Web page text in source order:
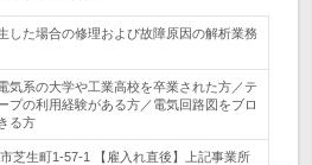
した場合の修理および故障原因の解析業務
気系の大学や工業高校を卒業された方／テ
プの利用経験がある方／電気回路図をブロ
る方
市芝生町1-57-1 【雇入れ直後】上記事業所